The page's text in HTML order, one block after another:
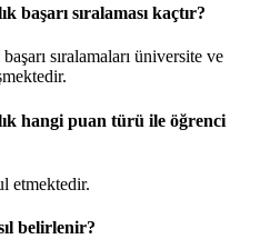
başarı sıralaması kaçtır?
sıralamaları üniversite ve
hangi puan türü ile öğrenci
etmektedir.
belirlenir?